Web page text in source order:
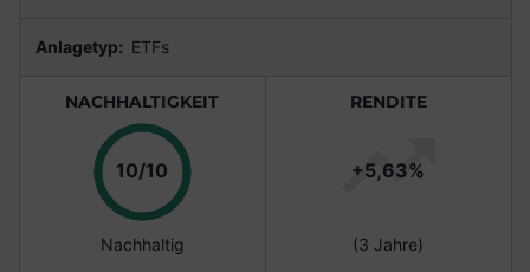
Anlagetyp: ETFs
NACHHALTIGKEIT
10/10 Punkte
Nachhaltig
RENDITE
+5,63%
(3 Jahre)